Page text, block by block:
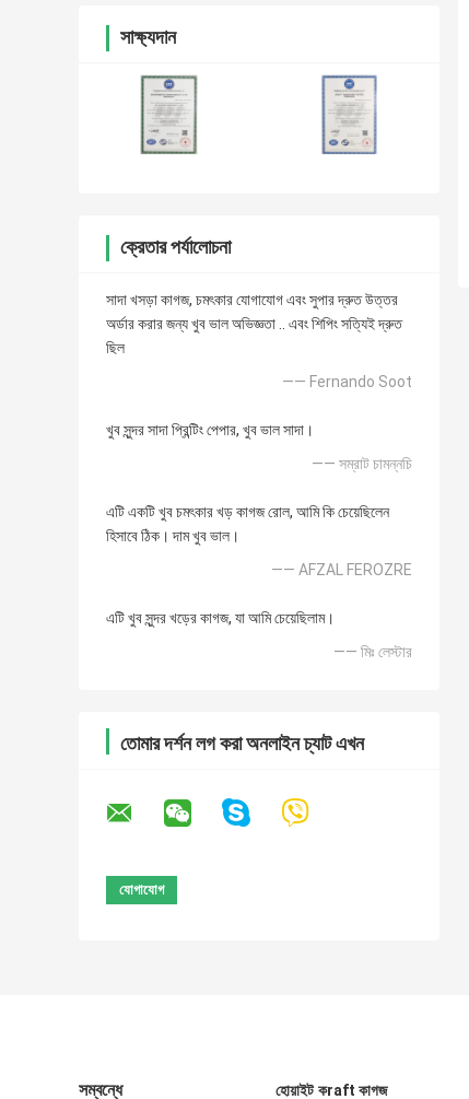
সাক্ষ্যদান
ক্রেতার পর্যালোচনা
সাদা খসড়া কাগজ, চমৎকার যোগাযোগ এবং সুপার দ্রুত উত্তর
অর্ডার করার জন্য খুব ভাল অভিজ্ঞতা .. এবং শিপিং সত্যিই দ্রুত
ছিল
—— Fernando Soot
খুব সুন্দর সাদা প্রিন্টিং পেপার, খুব ভাল সাদা।
—— সম্রাট চামন্নচি
এটি একটি খুব চমৎকার খড় কাগজ রোল, আমি কি চেয়েছিলেন
হিসাবে ঠিক। দাম খুব ভাল।
—— AFZAL FEROZRE
এটি খুব সুন্দর খড়ের কাগজ, যা আমি চেয়েছিলাম।
—— মিঃ লেস্টার
তোমার দর্শন লগ করা অনলাইন চ্যাট এখন
সম্বন্ধে হোয়াইট কraft কাগজ